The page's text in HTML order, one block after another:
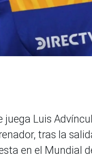
Luis
tras la
en el Mundial